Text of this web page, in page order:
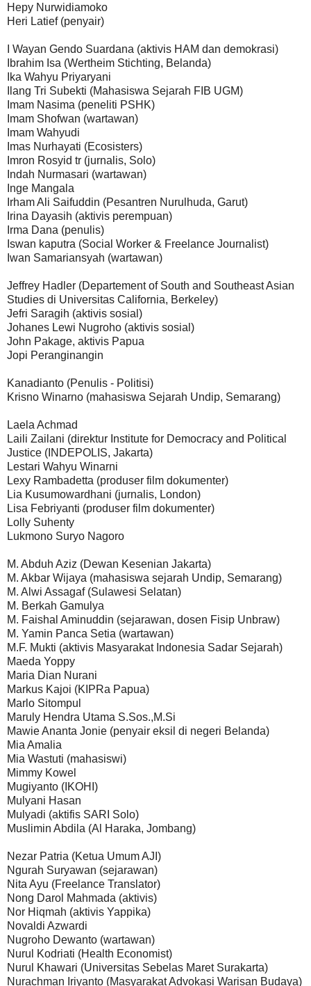
Hepy Nurwidiamoko
Heri Latief (penyair)
I Wayan Gendo Suardana (aktivis HAM dan demokrasi)
Ibrahim Isa (Wertheim Stichting, Belanda)
Ika Wahyu Priyaryani
Ilang Tri Subekti (Mahasiswa Sejarah FIB UGM)
Imam Nasima (peneliti PSHK)
Imam Shofwan (wartawan)
Imam Wahyudi
Imas Nurhayati (Ecosisters)
Imron Rosyid tr (jurnalis, Solo)
Indah Nurmasari (wartawan)
Inge Mangala
Irham Ali Saifuddin (Pesantren Nurulhuda, Garut)
Irina Dayasih (aktivis perempuan)
Irma Dana (penulis)
Iswan kaputra (Social Worker & Freelance Journalist)
Iwan Samariansyah (wartawan)
Jeffrey Hadler (Departement of South and Southeast Asian
Studies di Universitas California, Berkeley)
Jefri Saragih (aktivis sosial)
Johanes Lewi Nugroho (aktivis sosial)
John Pakage, aktivis Papua
Jopi Peranginangin
Kanadianto (Penulis - Politisi)
Krisno Winarno (mahasiswa Sejarah Undip, Semarang)
Laela Achmad
Laili Zailani (direktur Institute for Democracy and Political
Justice (INDEPOLIS, Jakarta)
Lestari Wahyu Winarni
Lexy Rambadetta (produser film dokumenter)
Lia Kusumowardhani (jurnalis, London)
Lisa Febriyanti (produser film dokumenter)
Lolly Suhenty
Lukmono Suryo Nagoro
M. Abduh Aziz (Dewan Kesenian Jakarta)
M. Akbar Wijaya (mahasiswa sejarah Undip, Semarang)
M. Alwi Assagaf (Sulawesi Selatan)
M. Berkah Gamulya
M. Faishal Aminuddin (sejarawan, dosen Fisip Unbraw)
M. Yamin Panca Setia (wartawan)
M.F. Mukti (aktivis Masyarakat Indonesia Sadar Sejarah)
Maeda Yoppy
Maria Dian Nurani
Markus Kajoi (KIPRa Papua)
Marlo Sitompul
Maruly Hendra Utama S.Sos.,M.Si
Mawie Ananta Jonie (penyair eksil di negeri Belanda)
Mia Amalia
Mia Wastuti (mahasiswi)
Mimmy Kowel
Mugiyanto (IKOHI)
Mulyani Hasan
Mulyadi (aktifis SARI Solo)
Muslimin Abdila (Al Haraka, Jombang)
Nezar Patria (Ketua Umum AJI)
Ngurah Suryawan (sejarawan)
Nita Ayu (Freelance Translator)
Nong Darol Mahmada (aktivis)
Nor Hiqmah (aktivis Yappika)
Novaldi Azwardi
Nugroho Dewanto (wartawan)
Nurul Kodriati (Health Economist)
Nurul Khawari (Universitas Sebelas Maret Surakarta)
Nurachman Iriyanto (Masyarakat Advokasi Warisan Budaya)